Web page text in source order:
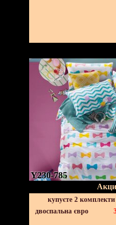
Y230-785
купуєте 2
двоспальна євро